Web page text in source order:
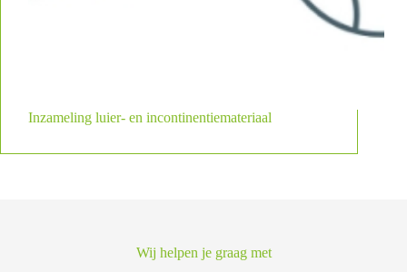
Inzameling luier- en incontinentiemateriaal
Wij helpen je graag met